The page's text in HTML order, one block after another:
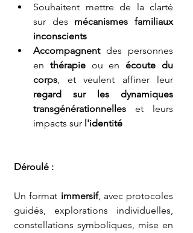
Souhaitent mettre de la clarté
sur des mécanismes familiaux
inconscients
Accompagnent des personnes
en thérapie ou en écoute du
corps
regard sur les dynamiques
transgénérationnelles et leurs
impacts sur l'identité
Déroulé :
Un format immersif, avec protocoles
guidés, explorations individuelles,
constellations symboliques, mise en